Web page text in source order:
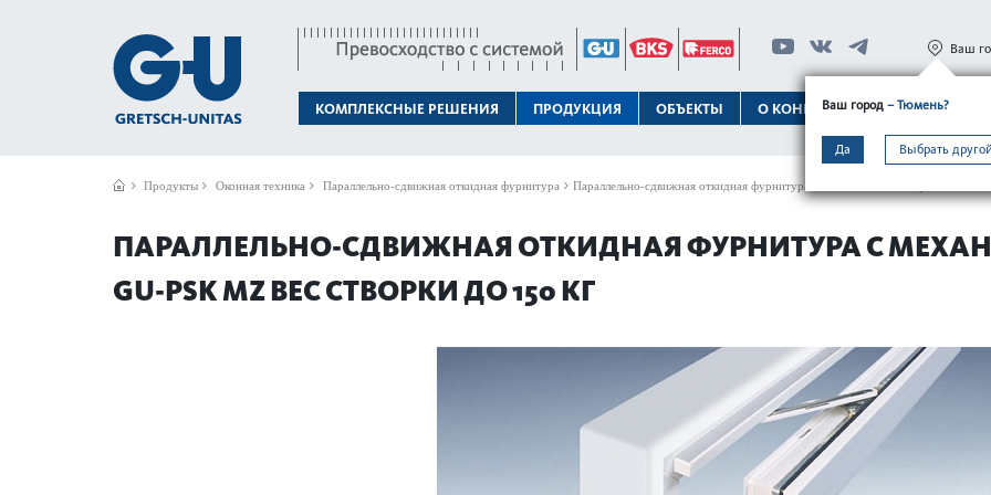
КОМПЛЕКСНЫЕ РЕШЕНИЯ ПРОДУКЦИЯ ОБЪЕКТЫ О КОНЦЕРНЕ ТЕХПОДДЕРЖКА
Ваш город – Тюмень?
Да Выбрать
Ваш
Продукты Оконная техника Параллельно-сдвижная откидная фурнитура Параллельно-сдвижная откидная фурнитура с механическим открыванием
ПАРАЛЛЕЛЬНО-СДВИЖНАЯ ОТКИДНАЯ ФУРНИТУРА С
GU-PSK MZ ВЕС СТВОРКИ ДО 150 КГ